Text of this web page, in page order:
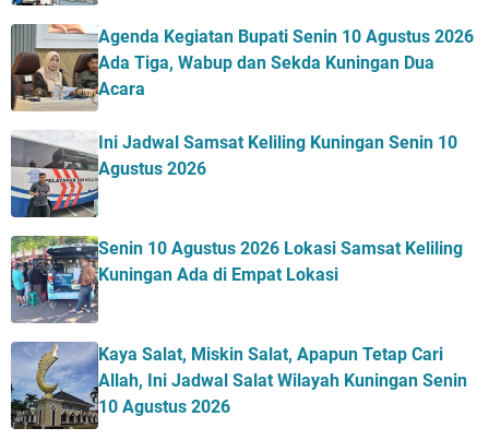
2026 Ada Tiga, Tapi yang Bakal Dihadiri Hanya Satu
Selasa 11 Agustus 2026 Bakal Terjadi Pemadaman
Agenda Kegiatan Bupati Senin 10 Agustus 2026 Ada
Tiga, Wabup dan Sekda Kuningan Dua Acara
Agenda Kegiatan Bupati Senin 10 Agustus 2026
Ada Tiga, Wabup dan Sekda Kuningan Dua
Acara
Ini Jadwal Samsat Keliling Kuningan Senin 10
Agustus 2026
Senin 10 Agustus 2026 Lokasi Samsat Keliling
Kuningan Ada di Empat Lokasi
Kaya Salat, Miskin Salat, Apapun Tetap Cari
Allah, Ini Jadwal Salat Wilayah Kuningan Senin
10 Agustus 2026